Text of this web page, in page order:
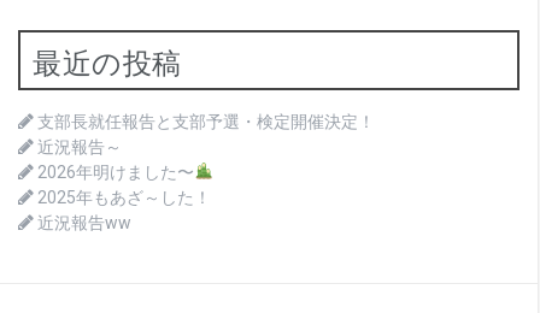
最近の投稿
支部長就任報告と支部予選・検定開催決定！
近況報告～
2026年明けました〜
2025年もあざ～した！
近況報告ww